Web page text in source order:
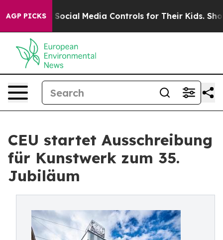
AGP PICKSSocial Media Controls for Their Kids. Should
CEU startet Ausschreibung
für Kunstwerk zum 35.
Jubiläum